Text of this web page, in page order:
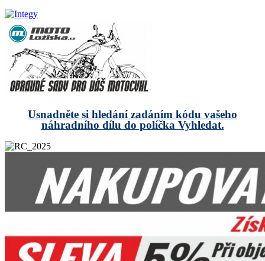
Usnadněte si hledání zadáním kódu vašeho
náhradního dílu do políčka Vyhledat.